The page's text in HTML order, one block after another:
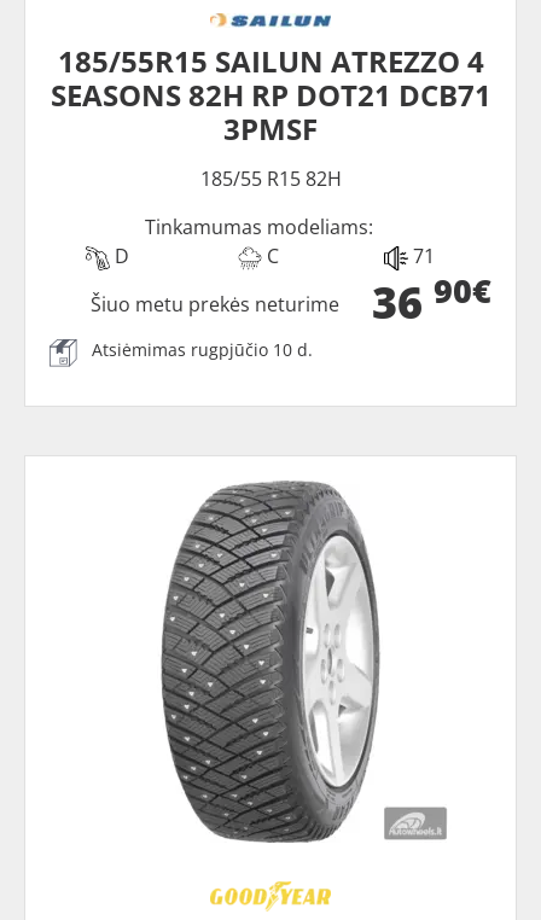
185/55R15 SAILUN ATREZZO 4
SEASONS 82H RP DOT21 DCB71
3PMSF
185/55 R15 82H
Tinkamumas modeliams:
D
C 71
36 90€
Šiuo metu prekės neturime
Atsiėmimas rugpjūčio 10 d.